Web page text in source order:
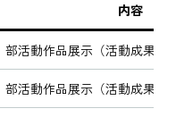
内容
部活動作品展示（活動成果発
部活動作品展示（活動成果発